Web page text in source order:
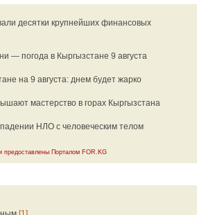
десятки крупнейших финансовых
— погода в Кыргызстане 9 августа
на 9 августа: днем будет жарко
мастерство в горах Кыргызстана
НЛО с человеческим телом
предоставлены Порталом FOR.KG